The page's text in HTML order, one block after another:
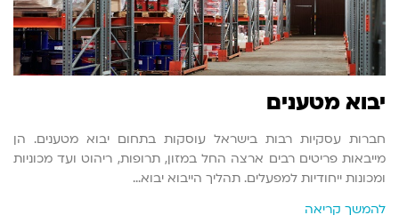
יבוא מטענים
חברות עסקיות רבות בישראל עוסקות בתחום יבוא מטענים. הן
מייבאות פריטים רבים ארצה החל במזון, תרופות, ריהוט ועד מכוניות
ומכונות ייחודיות למפעלים. תהליך הייבוא יבוא…
להמשך קריאה